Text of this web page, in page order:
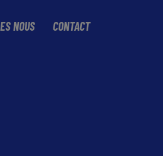
NOUS CONTACT